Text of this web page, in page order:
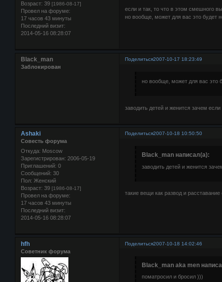
Возраст: 39 [1986-08-17]
Провел на форуме:
17 часов 43 минуты
Последний визит:
2014-05-16 08:28:07
если и так, то что в этом смешного
но вообще, может для вас это будет
Поделиться2007-10-17 18:23:49
Black_man
Заблокирован
но вообще, может для вас это
заводить детей и женится зачем
Поделиться2007-10-18 10:50:50
Ashaki
Совесть форума
Откуда: Moscow
Зарегистрирован: 2006-05-19
Приглашений: 0
Сообщений: 30
Пол: Женский
Возраст: 39 [1986-08-17]
Провел на форуме:
17 часов 43 минуты
Последний визит:
2014-05-16 08:28:07
Black_man написал(а):
заводить детей и женится
такие вещи как развод и
Поделиться2007-10-18 14:02:46
hfh
Советник форума
Black_man aka men
поматросил и бросил )))